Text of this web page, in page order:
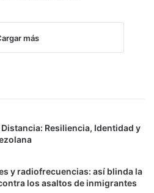
más
Resiliencia, Identidad y
y radiofrecuencias: así blinda la
los asaltos de inmigrantes